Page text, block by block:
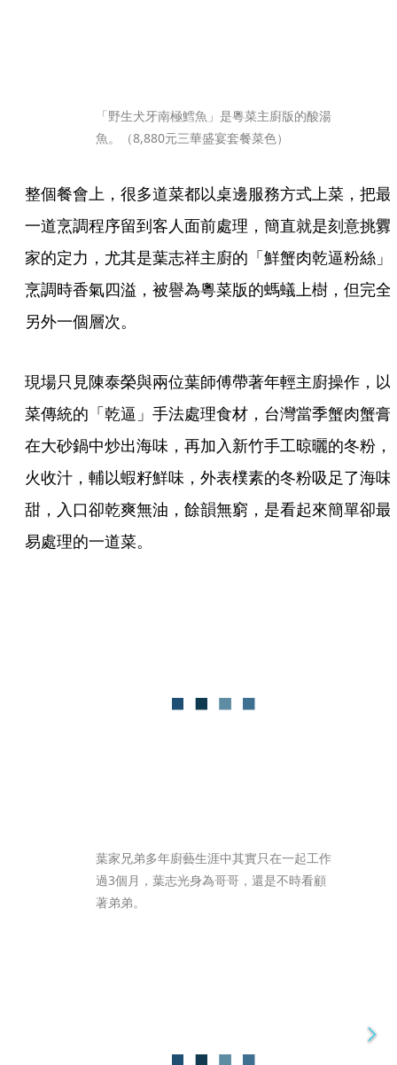
「野生犬牙南極鱈魚」是粵菜主廚版的酸湯
魚。（8,880元三華盛宴套餐菜色）
整個餐會上，很多道菜都以桌邊服務方式上菜，把最
一道烹調程序留到客人面前處理，簡直就是刻意挑釁
家的定力，尤其是葉志祥主廚的「鮮蟹肉乾逼粉絲」
烹調時香氣四溢，被譽為粵菜版的螞蟻上樹，但完全
另外一個層次。
現場只見陳泰榮與兩位葉師傅帶著年輕主廚操作，以
菜傳統的「乾逼」手法處理食材，台灣當季蟹肉蟹膏
在大砂鍋中炒出海味，再加入新竹手工晾曬的冬粉，
火收汁，輔以蝦籽鮮味，外表樸素的冬粉吸足了海味
甜，入口卻乾爽無油，餘韻無窮，是看起來簡單卻最
易處理的一道菜。
葉家兄弟多年廚藝生涯中其實只在一起工作
過3個月，葉志光身為哥哥，還是不時看顧
著弟弟。